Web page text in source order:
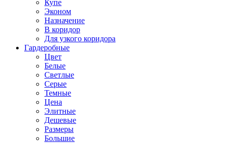
Купе
Эконом
Назначение
В коридор
Для узкого коридора
Гардеробные
Цвет
Белые
Светлые
Серые
Темные
Цена
Элитные
Дешевые
Размеры
Большие